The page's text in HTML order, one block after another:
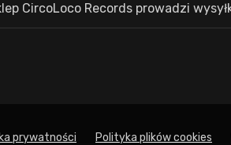
CircoLoco Records prowadzi
prywatności Polityka plików cookies